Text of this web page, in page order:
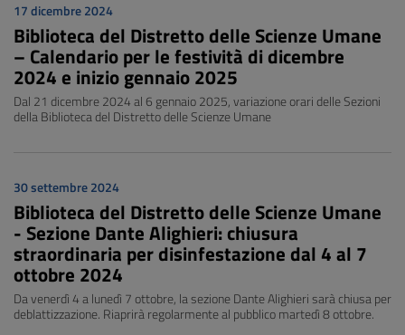
17 dicembre 2024
Biblioteca del Distretto delle Scienze Umane
– Calendario per le festività di dicembre
2024 e inizio gennaio 2025
Dal 21 dicembre 2024 al 6 gennaio 2025, variazione orari delle Sezioni
della Biblioteca del Distretto delle Scienze Umane
30 settembre 2024
Biblioteca del Distretto delle Scienze Umane
- Sezione Dante Alighieri: chiusura
straordinaria per disinfestazione dal 4 al 7
ottobre 2024
Da venerdì 4 a lunedì 7 ottobre, la sezione Dante Alighieri sarà chiusa per
deblattizzazione. Riaprirà regolarmente al pubblico martedì 8 ottobre.